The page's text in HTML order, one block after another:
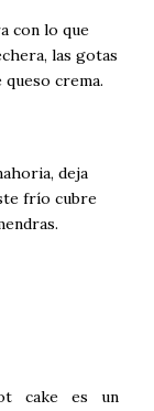
con lo que
las gotas
queso crema.
deja
frío cubre
cake es un